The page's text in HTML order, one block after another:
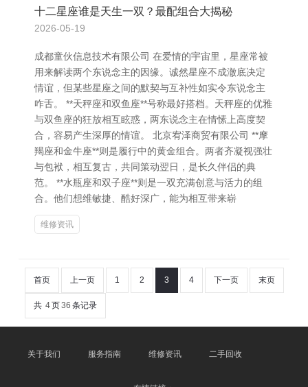
十二星座谁是天生一双？最配组合大揭秘
2026-05-19
成都童伙信息技术有限公司 在爱情的宇宙里，星座常被
用来解读两个东说念主的因缘。诚然星座不成澈底决定
情谊，但某些星座之间的默契与互补性如实令东说念主
咋舌。 **天秤座和双鱼座**号称最好搭档。天秤座的优雅
与双鱼座的狂放相互眩惑，两东说念主在情愫上高度契
合，容易产生深厚的情谊。 北京宥泽商贸有限公司 **摩
羯座和金牛座**则是履行中的黄金组合。两者齐凝视强壮
与包袱，相互复古，共同策动翌日，是长久伴侣的典
范。 **水瓶座和双子座**则是一双充满创意与活力的组
合。他们想维敏捷、酷好深广，能为相互带来崭
维修资讯
首页 上一页 1 2 3 4 下一页 末页
共 4页36 条记录
关于我们 服务指南 维修资讯 二手回收